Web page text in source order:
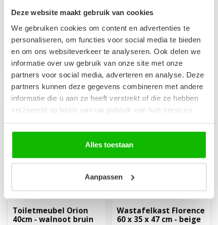
Deze website maakt gebruik van cookies
We gebruiken cookies om content en advertenties te
personaliseren, om functies voor social media te bieden
en om ons websiteverkeer te analyseren. Ook delen we
informatie over uw gebruik van onze site met onze
partners voor social media, adverteren en analyse. Deze
partners kunnen deze gegevens combineren met andere
informatie die u aan ze heeft verstrekt of die ze hebben
verzameld op basis van uw gebruik van hun services.
Alles toestaan
Aanpassen
Compact en ondiep
badkamermeubel.
Complete set met
badkamermeubel, spiegel
en zi...
€319,00
Op voorraad
Compact en ondiep
badkamermeubel. Als set
met onderkast en wastafel.
€229,00
Op voorraad
Toiletmeubel Orion
40cm - walnoot bruin
Wastafelkast Florence
60 x 35 x 47 cm - beige